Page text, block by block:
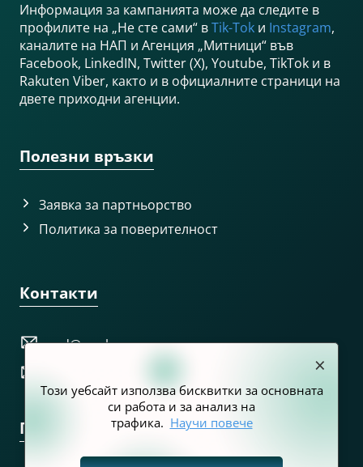
Информация за кампанията може да следите в
профилите на „Не сте сами“ вTik-Tok и Instagram,
каналите на НАП и Агенция „Митници“ във
Facebook, LinkedIN, Twitter (X), Youtube, TikTok и в
Rakuten Viber, както и в официалните страници на
двете приходни агенции.
Полезни връзки
Заявка за партньорство
Политика за поверителност
Контакти
prd@nra.bg
Последвайте ни
×
Този уебсайт използва бисквитки за основната
си работа и за анализ на
трафика. Научи повече